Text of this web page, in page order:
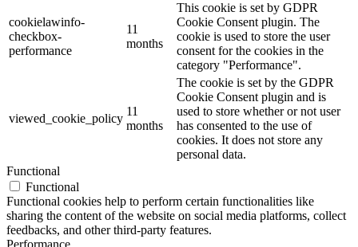
cookielawinfo-
checkbox-
performance
11
months
This cookie is set by GDPR
Cookie Consent plugin. The
cookie is used to store the user
consent for the cookies in the
category "Performance".
viewed_cookie_policy
11
months
The cookie is set by the GDPR
Cookie Consent plugin and is
used to store whether or not user
has consented to the use of
cookies. It does not store any
personal data.
Functional
Functional
Functional cookies help to perform certain functionalities like
sharing the content of the website on social media platforms, collect
feedbacks, and other third-party features.